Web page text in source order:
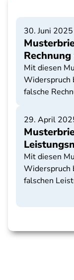
30. Juni 2025
Mit diesen
Widerspruch
falsche
29. April
Mit diesen
Widerspruch
falschen